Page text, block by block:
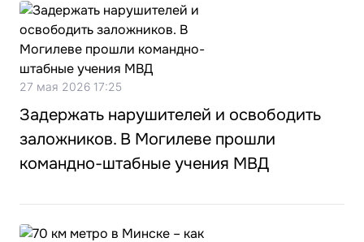
27 мая 2026 17:25
Задержать нарушителей и освободить
заложников. В Могилеве прошли
командно-штабные учения МВД